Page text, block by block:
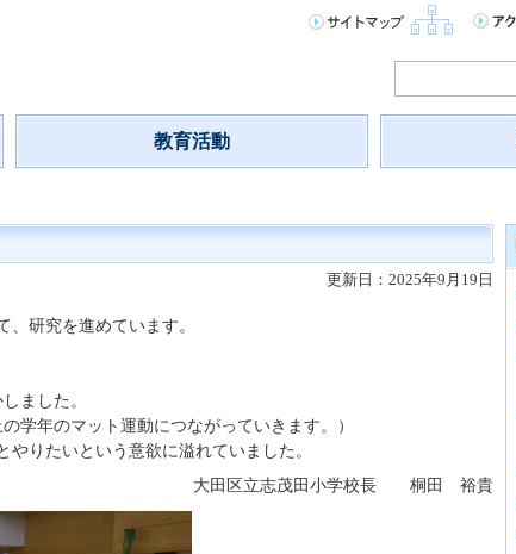
教育活動
更新日：2025年9月19日
研究を進めています。
ました。
学年のマット運動につながっていきます。）
りたいという意欲に溢れていました。
大田区立志茂田小学校長 桐田 裕貴